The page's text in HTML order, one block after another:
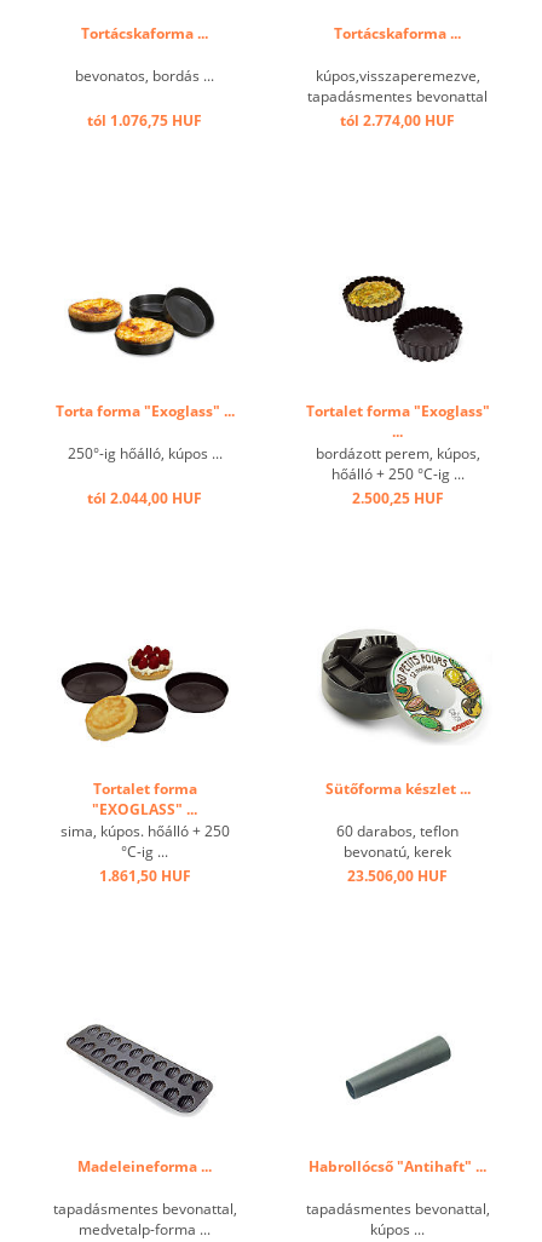
Tortácskaforma ...
bevonatos, bordás ...
tól 1.076,75 HUF
Tortácskaforma ...
kúpos,visszaperemezve,
tapadásmentes bevonattal
...
tól 2.774,00 HUF
Torta forma "Exoglass" ...
250°-ig hőálló, kúpos ...
tól 2.044,00 HUF
Tortalet forma "Exoglass"
...
bordázott perem, kúpos,
hőálló + 250 °C-ig ...
2.500,25 HUF
Tortalet forma
"EXOGLASS" ...
sima, kúpos. hőálló + 250
°C-ig ...
1.861,50 HUF
Sütőforma készlet ...
60 darabos, teflon
bevonatú, kerek
fémdobozban ...
23.506,00 HUF
Madeleineforma ...
tapadásmentes bevonattal,
medvetalp-forma ...
Habrollócső "Antihaft" ...
tapadásmentes bevonattal,
kúpos ...